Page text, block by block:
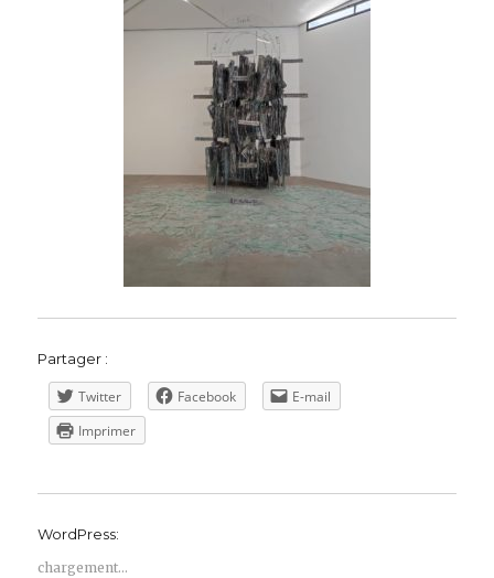
Partager :
Twitter Facebook
E-mail
Imprimer
WordPress:
chargement…